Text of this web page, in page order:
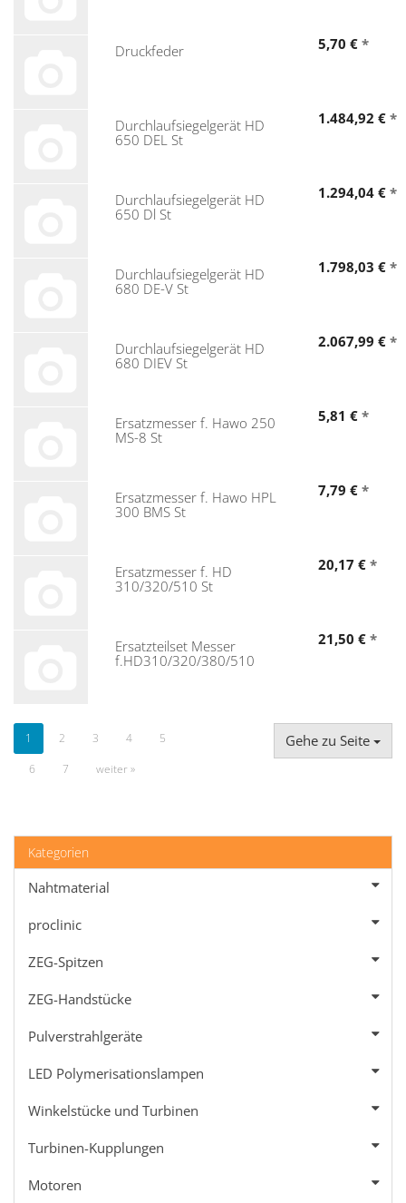
Druckfeder 5,70 € *
Durchlaufsiegelgerät HD
650 DEL St
1.484,92 € *
Durchlaufsiegelgerät HD
650 Dl St
1.294,04 € *
Durchlaufsiegelgerät HD
680 DE-V St
1.798,03 € *
Durchlaufsiegelgerät HD
680 DIEV St
2.067,99 € *
Ersatzmesser f. Hawo 250
MS-8 St
5,81 € *
Ersatzmesser f. Hawo HPL
300 BMS St
7,79 € *
Ersatzmesser f. HD
310/320/510 St
20,17 € *
Ersatzteilset Messer
f.HD310/320/380/510
21,50 € *
1 2 3 4
5
6
7 weiter »
Gehe zu Seite
Kategorien
Nahtmaterial
proclinic
ZEG-Spitzen
ZEG-Handstücke
Pulverstrahlgeräte
LED Polymerisationslampen
Winkelstücke und Turbinen
Turbinen-Kupplungen
Motoren